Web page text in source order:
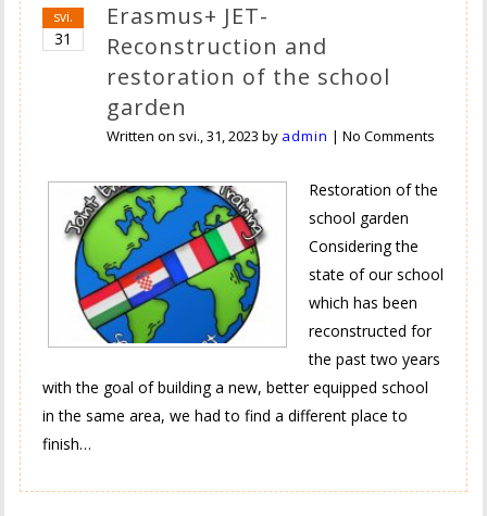
svi.
31
Erasmus+ JET-
Reconstruction and
restoration of the school
garden
Written on svi., 31, 2023 by admin |No Comments
Restoration of the
school garden
Considering the
state of our school
which has been
reconstructed for
the past two years
with the goal of building a new, better equipped school
in the same area, we had to find a different place to
finish…